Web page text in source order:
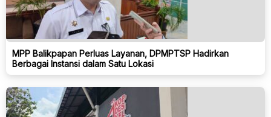
MPP Balikpapan Perluas Layanan, DPMPTSP Hadirkan
Berbagai Instansi dalam Satu Lokasi